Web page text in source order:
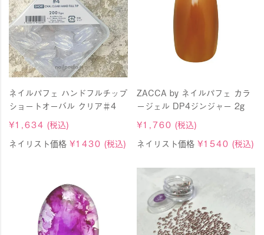
ネイルパフェ ハンドフルチップ
ショートオーバル クリア＃4
¥1,634 (税込)
ネイリスト価格 ¥1430 (税込)
ZACCA by ネイルパフェ カラ
ージェル DP4ジンジャー 2g
¥1,760 (税込)
ネイリスト価格 ¥1540 (税込)